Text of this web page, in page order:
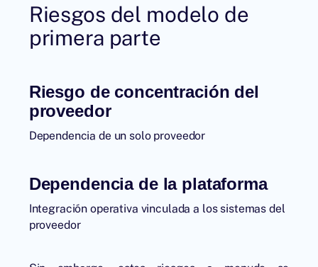
Riesgos del modelo de
primera parte
Riesgo de concentración del
proveedor
Dependencia de un solo proveedor
Dependencia de la plataforma
Integración operativa vinculada a los sistemas del
proveedor